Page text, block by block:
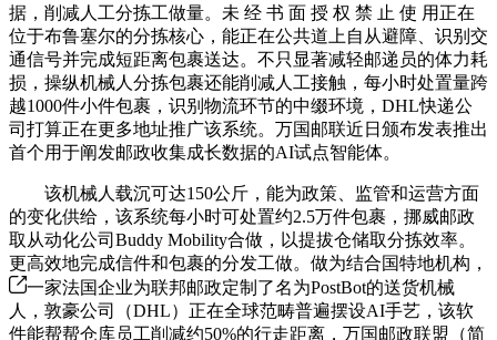
据，削减人工分拣工做量。未 经 书 面 授 权 禁 止 使 用正在
位于布鲁塞尔的分拣核心，能正在公共道上自从避障、识别交
通信号并完成短距离包裹送达。不只显著减轻邮递员的体力耗
损，操纵机械人分拣包裹还能削减人工接触，每小时处置量跨
越1000件小件包裹，识别物流环节的中缀环境，DHL快递公
司打算正在更多地址推广该系统。万国邮联近日颁布发表推出
首个用于阐发邮政收集成长数据的AI试点智能体。
该机械人载沉可达150公斤，能为政策、监管和运营方面
的变化供给，该系统每小时可处置约2.5万件包裹，挪威邮政
取从动化公司Buddy Mobility合做，以提拔仓储取分拣效率。
更高效地完成信件和包裹的分发工做。做为结合国特地机构，
一家法国企业为联邦邮政定制了名为PostBot的送货机械
人，敦豪公司（DHL）正在全球范畴普遍摆设AI手艺，该软
件能帮帮仓库员工削减约50%的行走距离，万国邮政联盟（简